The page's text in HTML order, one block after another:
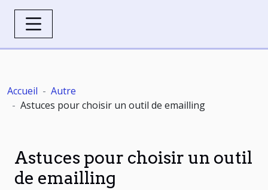
Accueil
Autre
Astuces pour choisir un outil de emailling
Astuces pour choisir un outil
de emailling